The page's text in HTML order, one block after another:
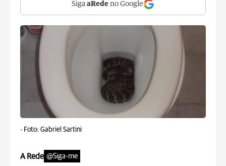
Siga aRede no Google
- Foto: Gabriel Sartini
A Rede @Siga-me